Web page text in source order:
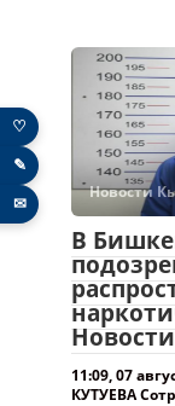
Новости
В
11:09, 07
КУТУЕВА
♡
✎
✉